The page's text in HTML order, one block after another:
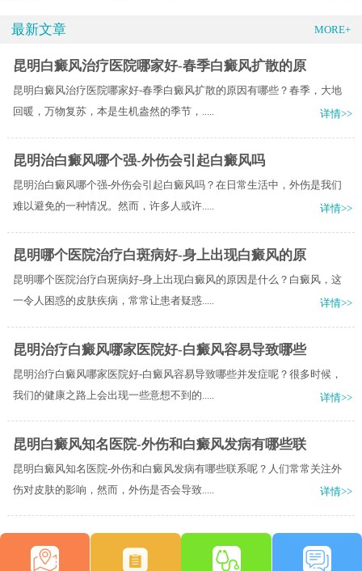
最新文章 MORE+
昆明白癜风治疗医院哪家好-春季白癜风扩散的原
昆明白癜风治疗医院哪家好-春季白癜风扩散的原因有哪些？春季，大地
回暖，万物复苏，本是生机盎然的季节，.....
详情>>
昆明治白癜风哪个强-外伤会引起白癜风吗
昆明治白癜风哪个强-外伤会引起白癜风吗？在日常生活中，外伤是我们
难以避免的一种情况。然而，许多人或许.....
详情>>
昆明哪个医院治疗白斑病好-身上出现白癜风的原
昆明哪个医院治疗白斑病好-身上出现白癜风的原因是什么？白癜风，这
一令人困惑的皮肤疾病，常常让患者疑惑.....
详情>>
昆明治疗白癜风哪家医院好-白癜风容易导致哪些
昆明治疗白癜风哪家医院好-白癜风容易导致哪些并发症呢？很多时候，
我们的健康之路上会出现一些意想不到的.....
详情>>
昆明白癜风知名医院-外伤和白癜风发病有哪些联
昆明白癜风知名医院-外伤和白癜风发病有哪些联系呢？人们常常关注外
伤对皮肤的影响，然而，外伤是否会导致.....
详情>>